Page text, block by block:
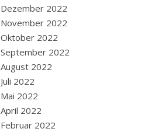
Dezember 2022
November 2022
Oktober 2022
September 2022
August 2022
Juli 2022
Mai 2022
April 2022
Februar 2022